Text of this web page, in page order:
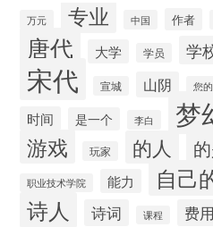
万元 专业 中国 作者
唐代 大学 学员 学
宋代 宣城 山阴 您的
时间 是一个 李白 梦
游戏 玩家 的人
职业技术学院 能力 自己
诗人 诗词 课程 费用